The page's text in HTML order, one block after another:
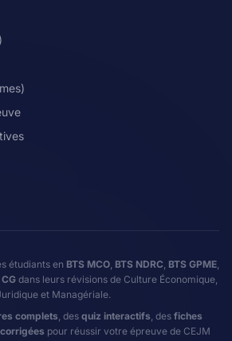
étudiants en BTS MCO, BTS NDRC, BTS GPME,
CGdans leurs révisions de Culture Économique,
et Managériale.
complets, des quiz interactifs, des fiches
pour réussir votre épreuve de CEJM